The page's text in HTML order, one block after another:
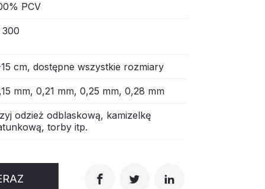
PCV
cm, dostępne wszystkie rozmiary
mm, 0,21 mm, 0,25 mm, 0,28 mm
odzież odblaskową, kamizelkę
torby itp.